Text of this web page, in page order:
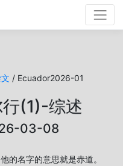
/ Ecuador2026-01
(1)-综述
03-08
的名字的意思就是赤道。